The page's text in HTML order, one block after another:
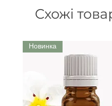
Схожі
Новинка